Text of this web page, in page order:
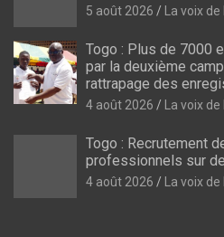
5 août 2026 La voix
Togo : Plus de 7000
par la deuxième
rattrapage des
4 août 2026 La voix
Togo : Recrutement
professionnels sur
4 août 2026 La voix